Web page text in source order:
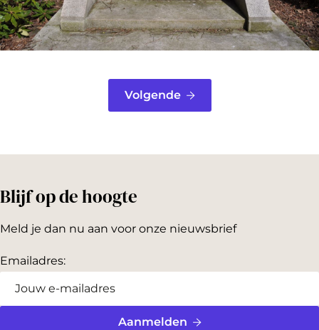
Volgende
Blijf op de hoogte
Meld je dan nu aan voor onze nieuwsbrief
Emailadres:
Aanmelden